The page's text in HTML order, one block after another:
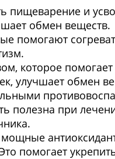
пищеварение и
обмен веществ.
помогают
которое помогает
улучшает обмен
полезна при
мощные
помогает